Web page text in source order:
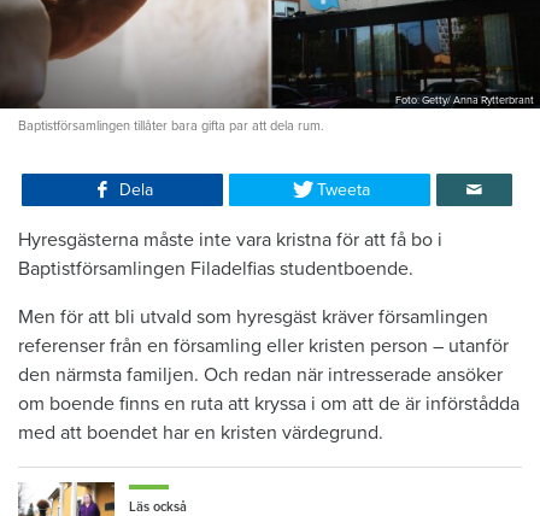
Foto: Getty/ Anna Rytterbrant
Baptistförsamlingen tillåter bara gifta par att dela rum.
Dela Tweeta
Hyresgästerna måste inte vara kristna för att få bo i
Baptistförsamlingen Filadelfias studentboende.
Men för att bli utvald som hyresgäst kräver församlingen
referenser från en församling eller kristen person – utanför
den närmsta familjen. Och redan när intresserade ansöker
om boende finns en ruta att kryssa i om att de är införstådda
med att boendet har en kristen värdegrund.
Läs också